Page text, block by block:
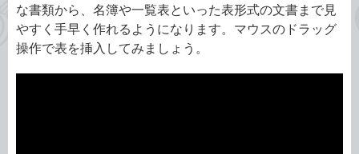
な書類から、名簿や一覧表といった表形式の文書まで見
やすく手早く作れるようになります。マウスのドラッグ
操作で表を挿入してみましょう。